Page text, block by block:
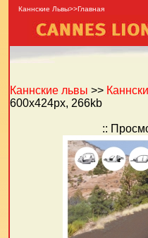
Каннские Львы>>Главная
Каннские львы >>
600x424px, 266kb
::